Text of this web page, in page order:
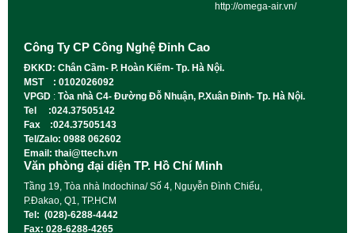
http://omega-air.vn/
Công Ty CP Công Nghệ Đỉnh Cao
ĐKKD: Chân Cầm- P. Hoàn Kiếm- Tp. Hà Nội.
MST : 0102026092
VPGD : Tòa nhà C4- Đường Đỗ Nhuận, P.Xuân Đỉnh- Tp. Hà Nội.
Tel :024.37505142
Fax :024.37505143
Tel/Zalo: 0988 062602
Email: thai@ttech.vn
Văn phòng đại diện TP. Hồ Chí Minh
Tầng 19, Tòa nhà Indochina/ Số 4, Nguyễn Đình Chiểu,
P.Đakao, Q1, TP.HCM
Tel: (028)-6288-4442
Fax: 028-6288-4265